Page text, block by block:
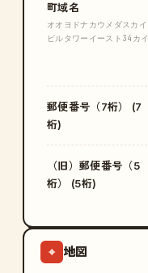
町域名
オオヨドナカウメダスカイ
ビルタワーイースト34カイ
郵便番号（7桁） (7
桁)
（旧）郵便番号（5
桁） (5桁)
⌖ 地図